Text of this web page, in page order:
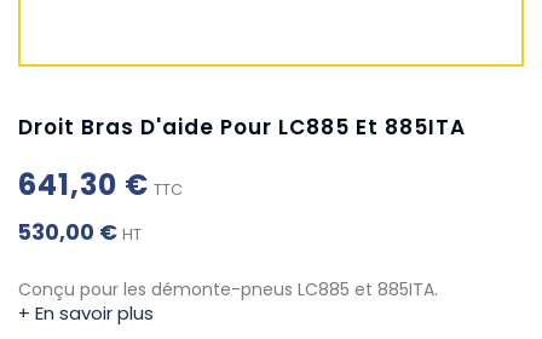
Droit Bras D'aide Pour LC885 Et 885ITA
641,30 € TTC
530,00 € HT
Conçu pour les démonte-pneus LC885 et 885ITA.
+ En savoir plus